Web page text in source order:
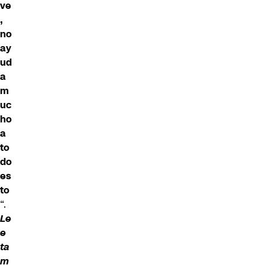
ve
,
no
ay
ud
a
m
uc
ho
a
to
do
es
to
“.
Le
e
ta
m